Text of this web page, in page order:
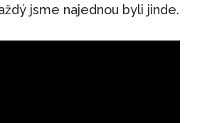
jsme najednou byli jinde.